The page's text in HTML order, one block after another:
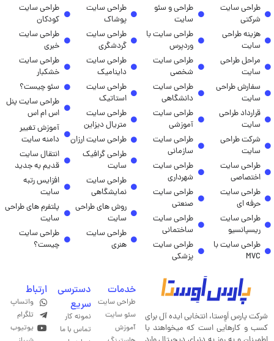
طراحی سایت
شرکتی
هزینه طراحی
سایت
مراحل طراحی
سایت
سفارش طراحی
سایت
قرارداد طراحی
سایت
شرکت طراحی
سایت
طراحی سایت
اختصاصی
طراحی سایت
حرفه ای
طراحی سایت
ریسپانسیو
طراحی سایت با
MVC
طراحی و سئو
سایت
طراحی سایت با
وردپرس
طراحی سایت
شخصی
طراحی سایت
دانشگاهی
طراحی سایت
آموزشی
طراحی سایت
سازمانی
طراحی سایت
شهرداری
طراحی سایت
صنعتی
طراحی سایت
ساختمانی
طراحی سایت
پزشکی
طراحی سایت
پوشاک
طراحی سایت
گردشگری
طراحی سایت
داینامیک
طراحی سایت
استاتیک
طراحی سایت
متریال دیزاین
طراحی سایت ارزان
طراحی گرافیک
سایت
طراحی سایت
نمایشگاهی
روش های طراحی
سایت
طراحی سایت
هنری
طراحی سایت
کودکان
طراحی سایت
خبری
طراحی سایت
خشکبار
سئو چیست؟
طراحی سایت پنل
اس ام اس
آموزش تغییر
دامنه سایت
انتقال سایت
قدیم به جدید
افزایس رتبه
سایت
پلتفرم های طراحی
سایت
طراحی سایت
چیست؟
شرکت پارس اَوِستا، انتخابی ایده آل برای
کسب و کارهایی است که میخواهند با
خدمات
طراحی سایت
سئو سایت
آموزش
دسترسی
سریع
نمونه کار
تماس با ما
ارتباط
واتساپ
تلگرام
یوتیوب